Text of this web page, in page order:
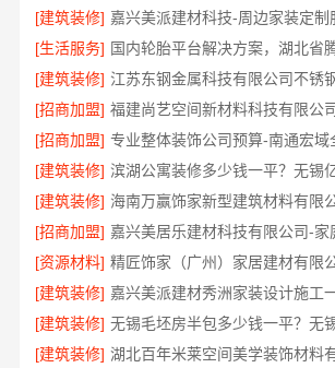
[建筑装修] 嘉兴美派建材科技-周边家装定制
[生活服务]
[建筑装修] 江苏东钢金属科技有限公司不锈
[招商加盟]
[招商加盟]
[建筑装修]
[建筑装修]
[招商加盟]
[资源材料]
[建筑装修] 嘉兴美派建材秀洲家装设计施工
[建筑装修] 无锡毛坯房半包多少钱一平？无
[建筑装修]